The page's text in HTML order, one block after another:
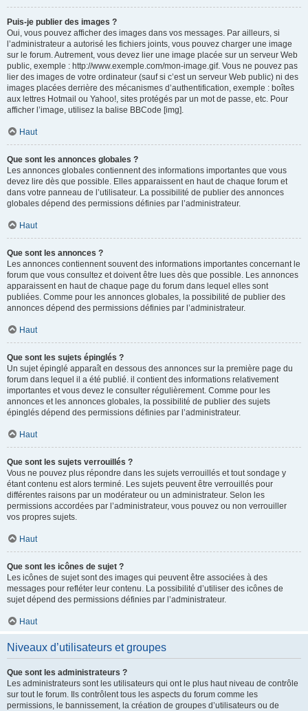
Puis-je publier des images ?
Oui, vous pouvez afficher des images dans vos messages. Par ailleurs, si
l’administrateur a autorisé les fichiers joints, vous pouvez charger une image
sur le forum. Autrement, vous devez lier une image placée sur un serveur Web
public, exemple : http://www.exemple.com/mon-image.gif. Vous ne pouvez pas
lier des images de votre ordinateur (sauf si c’est un serveur Web public) ni des
images placées derrière des mécanismes d’authentification, exemple : boîtes
aux lettres Hotmail ou Yahoo!, sites protégés par un mot de passe, etc. Pour
afficher l’image, utilisez la balise BBCode [img].
Haut
Que sont les annonces globales ?
Les annonces globales contiennent des informations importantes que vous
devez lire dès que possible. Elles apparaissent en haut de chaque forum et
dans votre panneau de l’utilisateur. La possibilité de publier des annonces
globales dépend des permissions définies par l’administrateur.
Haut
Que sont les annonces ?
Les annonces contiennent souvent des informations importantes concernant le
forum que vous consultez et doivent être lues dès que possible. Les annonces
apparaissent en haut de chaque page du forum dans lequel elles sont
publiées. Comme pour les annonces globales, la possibilité de publier des
annonces dépend des permissions définies par l’administrateur.
Haut
Que sont les sujets épinglés ?
Un sujet épinglé apparaît en dessous des annonces sur la première page du
forum dans lequel il a été publié. il contient des informations relativement
importantes et vous devez le consulter régulièrement. Comme pour les
annonces et les annonces globales, la possibilité de publier des sujets
épinglés dépend des permissions définies par l’administrateur.
Haut
Que sont les sujets verrouillés ?
Vous ne pouvez plus répondre dans les sujets verrouillés et tout sondage y
étant contenu est alors terminé. Les sujets peuvent être verrouillés pour
différentes raisons par un modérateur ou un administrateur. Selon les
permissions accordées par l’administrateur, vous pouvez ou non verrouiller
vos propres sujets.
Haut
Que sont les icônes de sujet ?
Les icônes de sujet sont des images qui peuvent être associées à des
messages pour refléter leur contenu. La possibilité d’utiliser des icônes de
sujet dépend des permissions définies par l’administrateur.
Haut
Niveaux d’utilisateurs et groupes
Que sont les administrateurs ?
Les administrateurs sont les utilisateurs qui ont le plus haut niveau de contrôle
sur tout le forum. Ils contrôlent tous les aspects du forum comme les
permissions, le bannissement, la création de groupes d’utilisateurs ou de